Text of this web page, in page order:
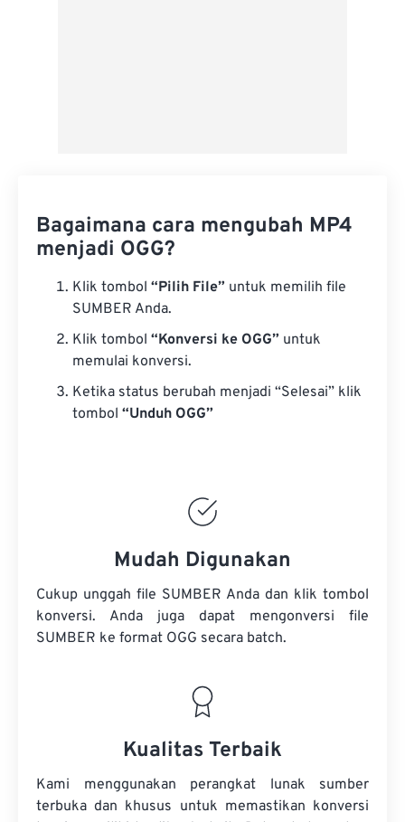
Bagaimana cara mengubah MP4
menjadi OGG?
Klik tombol “Pilih File” untuk memilih file
SUMBER Anda.
Klik tombol “Konversi ke OGG” untuk
memulai konversi.
Ketika status berubah menjadi “Selesai” klik
tombol “Unduh OGG”
Mudah Digunakan
Cukup unggah file SUMBER Anda dan klik tombol
konversi. Anda juga dapat mengonversi file
SUMBER ke format OGG secara batch.
Kualitas Terbaik
Kami menggunakan perangkat lunak sumber
terbuka dan khusus untuk memastikan konversi